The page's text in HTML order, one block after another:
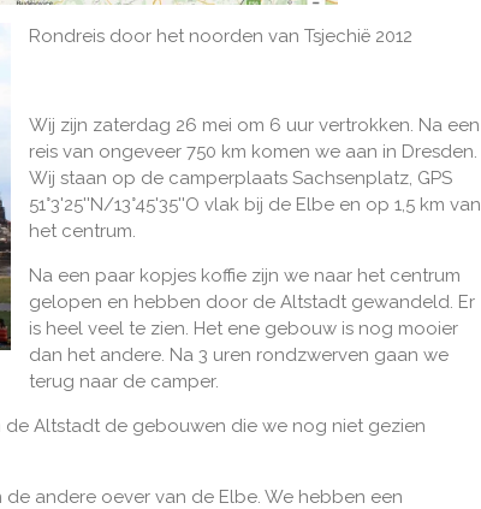
Rondreis door het noorden van Tsjechië 2012
Wij zijn zaterdag 26 mei om 6 uur vertrokken. Na een
reis van ongeveer 750 km komen we aan in Dresden.
Wij staan op de camperplaats Sachsenplatz, GPS
51°3'25''N/13°45'35''O vlak bij de Elbe en op 1,5 km van
het centrum.
Na een paar kopjes koffie zijn we naar het centrum
gelopen en hebben door de Altstadt gewandeld. Er
is heel veel te zien. Het ene gebouw is nog mooier
dan het andere. Na 3 uren rondzwerven gaan we
terug naar de camper.
de Altstadt de gebouwen die we nog niet gezien
andere oever van de Elbe. We hebben een